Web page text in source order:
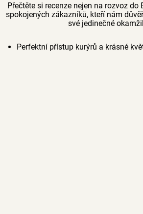
Přečtěte si recenze nejen na rozvoz do
spokojených zákazníků, kteří nám
své jedinečné
Perfektní přístup kurýrů a krásné